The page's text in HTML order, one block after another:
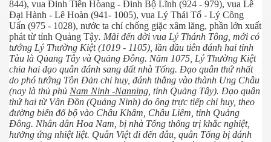
844), vua Đinh Tiên Hòang - Đinh Bộ Lĩnh (924 - 979), vua Lê
Đại Hành - Lê Hoàn (941- 1005), vua Lý Thái Tổ - Lý Công
Uẩn (975 - 1028), nước ta chỉ chống giặc xâm lăng, phần lớn xuất
phát từ tỉnh Quảng Tậy. Mãi đến đời vua Lý Thánh Tông, mới có
tướng Lý Thường Kiệt (1019 - 1105), lần đầu tiên đánh hai tỉnh
Tàu là Qủang Tây và Quảng Đông. Năm 1075, Lý Thường Kiệt
chia hai đạo quân đánh sang đất nhà Tống. Đạo quân thứ nhất
do phó tướng Tôn Đản chỉ huy, đánh thẳng vào thành Ung Châu
(nay là thủ phủ Nam Ninh -Nanning , tỉnh Quảng Tây). Đạo quân
thứ hai từ Vân Đồn (Quảng Ninh) do ông trực tiếp chỉ huy, theo
đường biển đổ bộ vào Châu Khâm, Châu Liêm, tỉnh Quảng
Đông. Nhân dân Hoa Nam, bị nhà Tống thống trị khắc nghiệt,
hưởng ứng nhiệt liệt. Quân Việt đi đến đâu, quân Tống bị đánh